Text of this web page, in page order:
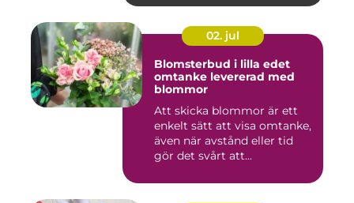
02. jul
Blomsterbud i lilla edet
omtanke levererad med
blommor
Att skicka blommor är ett
enkelt sätt att visa omtanke,
även när avstånd eller tid
gör det svårt att...